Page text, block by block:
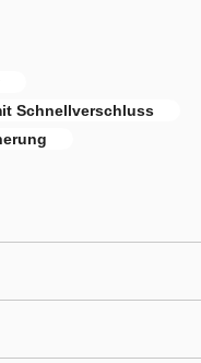
Schnellverschluss